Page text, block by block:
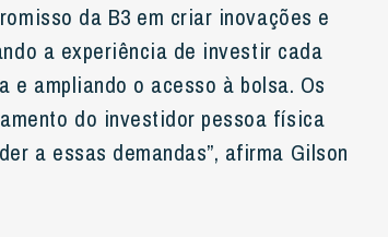
da B3 em criar inovações e
a experiência de investir cada
ampliando o acesso à bolsa. Os
do investidor pessoa física
a essas demandas”, afirma Gilson